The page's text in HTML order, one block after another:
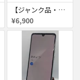
【ジャンク品・初期化済・SIMロック解除済】iPhone6 7台セット
¥6,900